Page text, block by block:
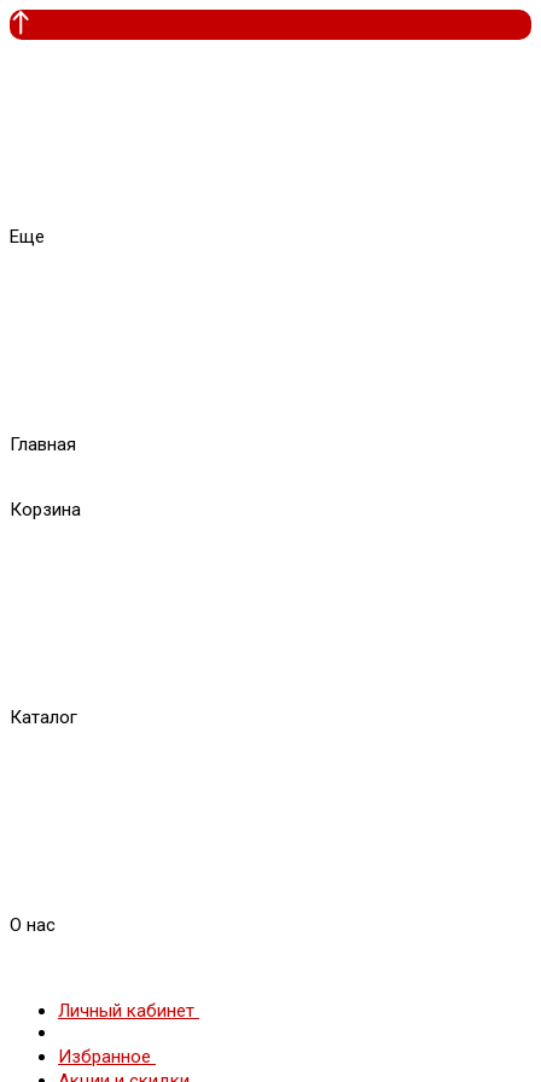
Еще
Главная
Корзина
Каталог
О нас
Личный кабинет
Избранное